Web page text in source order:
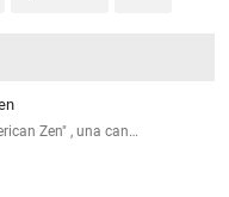
Zen" , una can…